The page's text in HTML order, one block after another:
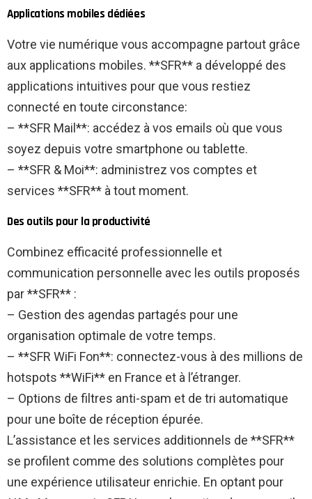
Applications mobiles dédiées
Votre vie numérique vous accompagne partout grâce
aux applications mobiles. **SFR** a développé des
applications intuitives pour que vous restiez
connecté en toute circonstance:
– **SFR Mail**: accédez à vos emails où que vous
soyez depuis votre smartphone ou tablette.
– **SFR & Moi**: administrez vos comptes et
services **SFR** à tout moment.
Des outils pour la productivité
Combinez efficacité professionnelle et
communication personnelle avec les outils proposés
par **SFR** :
– Gestion des agendas partagés pour une
organisation optimale de votre temps.
– **SFR WiFi Fon**: connectez-vous à des millions de
hotspots **WiFi** en France et à l’étranger.
– Options de filtres anti-spam et de tri automatique
pour une boîte de réception épurée.
L’assistance et les services additionnels de **SFR**
se profilent comme des solutions complètes pour
une expérience utilisateur enrichie. En optant pour